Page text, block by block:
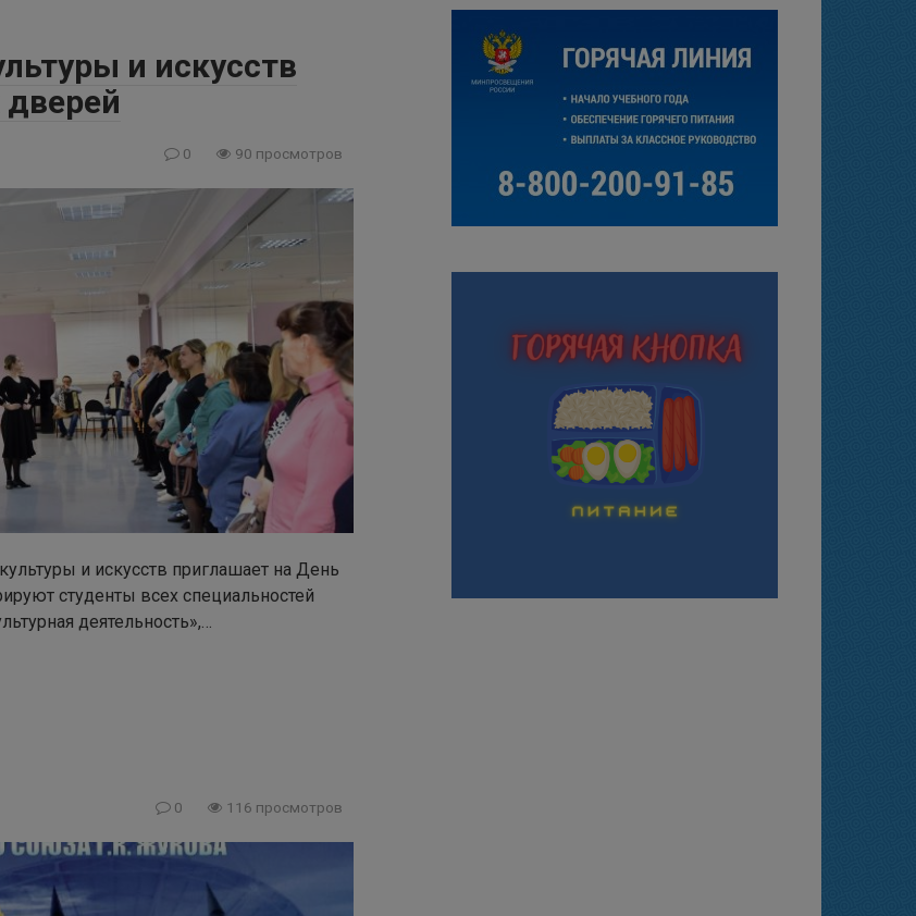
и искусств
0 90 просмотров
и искусств приглашает на День
студенты всех специальностей
деятельность»,…
0 116 просмотров